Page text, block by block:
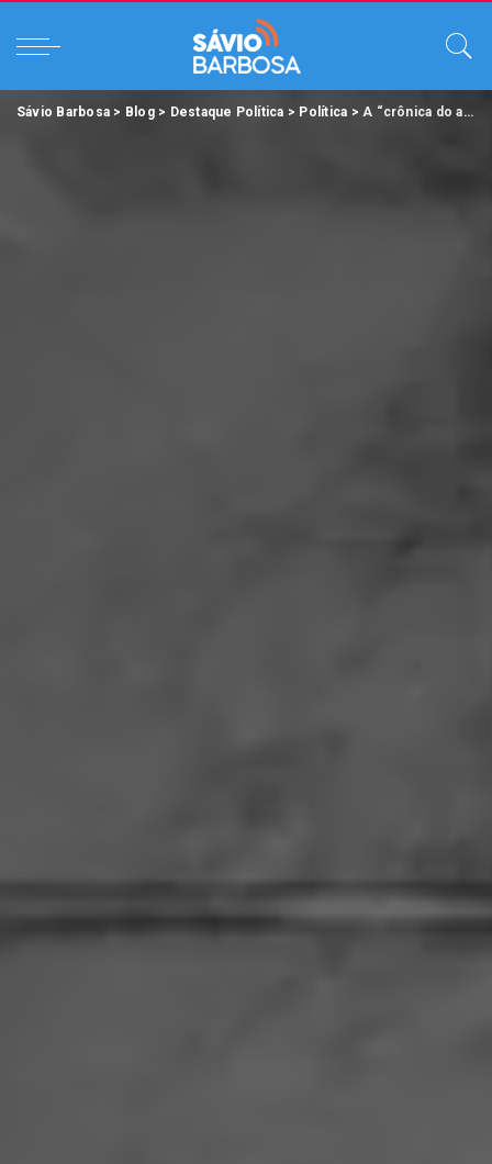
Sávio Barbosa > Blog> Destaque Política > Política >A “crônica do absurdo” da esquerda caviar que governa Belém.